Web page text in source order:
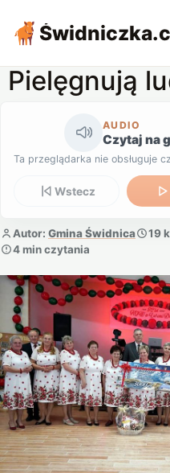
Świdniczka
Pielęgnują
AUDIO
Czytaj na
Ta przeglądarka nie obsługuje
Wstecz
Autor: Gmina Świdnica
19
4 min czytania